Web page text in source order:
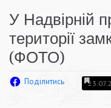
У Надвірній
території
(ФОТО)
Поділитись